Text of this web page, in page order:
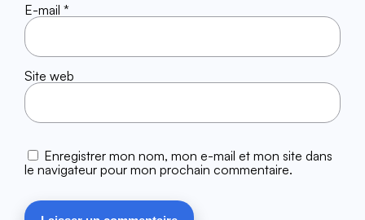
E-mail *
Site web
Enregistrer mon nom, mon e-mail et mon site dans
le navigateur pour mon prochain commentaire.